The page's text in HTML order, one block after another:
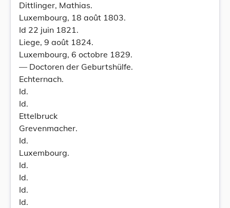
Dittlinger, Mathias.
Luxembourg, 18 août 1803.
Id 22 juin 1821.
Liege, 9 août 1824.
Luxembourg, 6 octobre 1829.
— Doctoren der Geburtshülfe.
Echternach.
Id.
Id.
Ettelbruck
Grevenmacher.
Id.
Luxembourg.
Id.
Id.
Id.
Id.